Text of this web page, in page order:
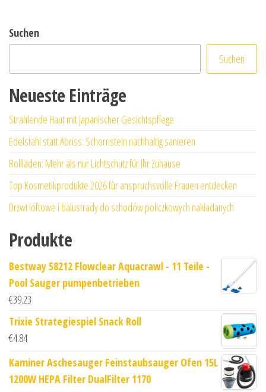
Suchen
Suchen
Neueste Einträge
Strahlende Haut mit japanischer Gesichtspflege
Edelstahl statt Abriss: Schornstein nachhaltig sanieren
Rollläden: Mehr als nur Lichtschutz für Ihr Zuhause
Top Kosmetikprodukte 2026 für anspruchsvolle Frauen entdecken
Drzwi loftowe i balustrady do schodów policzkowych nakładanych
Produkte
Bestway 58212 Flowclear Aquacrawl - 11 Teile -
Pool Sauger pumpenbetrieben
€39.23
Trixie Strategiespiel Snack Roll
€4.84
Kaminer Aschesauger Feinstaubsauger Ofen 15L
1200W HEPA Filter DualFilter 1170